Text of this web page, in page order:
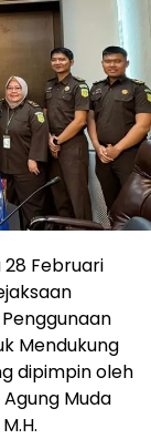
28 Februari
Mendukung
dipimpin oleh
Muda